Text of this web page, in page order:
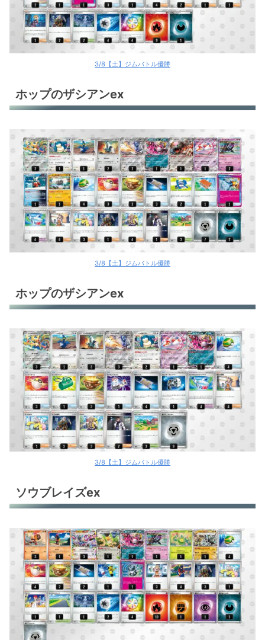
3/8【土】ジムバトル優勝
ホップのザシアンex
3/8【土】ジムバトル優勝
ホップのザシアンex
3/8【土】ジムバトル優勝
ソウブレイズex